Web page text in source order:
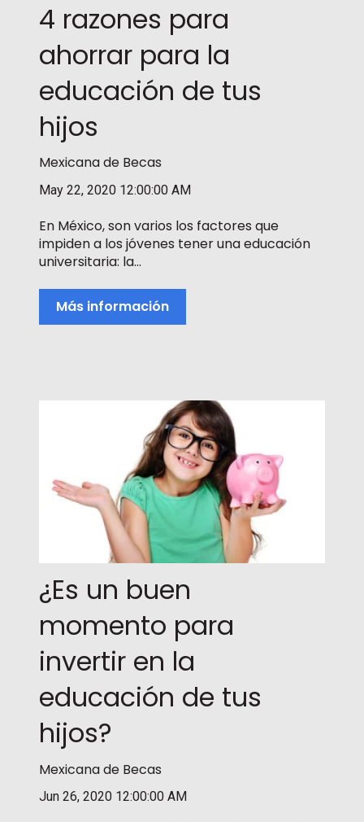
4 razones para
ahorrar para la
educación de tus
hijos
Mexicana de Becas
May 22, 2020 12:00:00 AM
En México, son varios los factores que
impiden a los jóvenes tener una educación
universitaria: la...
Más información
¿Es un buen
momento para
invertir en la
educación de tus
hijos?
Mexicana de Becas
Jun 26, 2020 12:00:00 AM